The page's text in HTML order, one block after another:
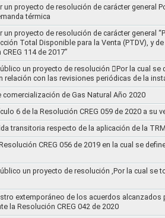
un proyecto de resolución de carácter
térmica
un proyecto de resolución de carácter
Total Disponible para la Venta (PTDV), y
114 de 2017”
un proyecto de resolución 􀂴Por la cual
con las revisiones periódicas de la
de Gas Natural Año 2020
6 de la Resolución CREG 059 de 2020 a
transitoria respecto de la aplicación de la
CREG 056 de 2019 en la cual se
un proyecto de resolución ,Por la cual
extemporáneo de los acuerdos
la Resolución CREG 042 de 2020